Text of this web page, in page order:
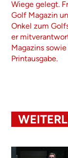
Wiege gelegt.
Golf Magazin
Onkel zum
er
Magazins
Printausgabe.